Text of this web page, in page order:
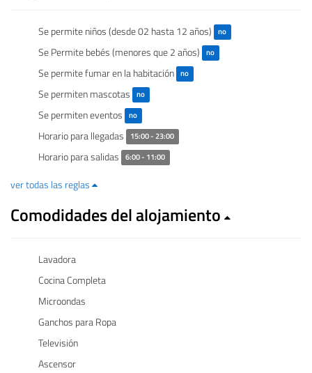
Se permite niños (desde 02 hasta 12 años) no
Se Permite bebés (menores que 2 años) no
Se permite fumar en la habitación no
Se permiten mascotas no
Se permiten eventos no
Horario para llegadas 15:00 - 23:00
Horario para salidas 6:00 - 11:00
ver todas las reglas
Comodidades del alojamiento
Lavadora
Cocina Completa
Microondas
Ganchos para Ropa
Televisión
Ascensor